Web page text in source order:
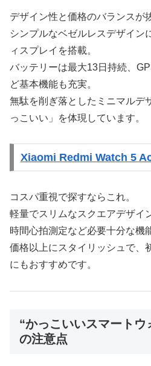
デザイン性と価格のバランスが
シンプルなベゼルレスデザイン
ィスプレイを搭載。
バッテリーは最大13日持続、
ど基本機能も充実。
無駄を削ぎ落としたミニマルデ
っこいい」を体現しています。
Xiaomi Redmi Watch 5
コスパ重視で探すならこれ。
軽量でスリムなスクエアデザイ
時間心拍測定など必要十分な機
価格以上にスタイリッシュで、
にもおすすめです。
“かっこいいスマートウ
の注意点